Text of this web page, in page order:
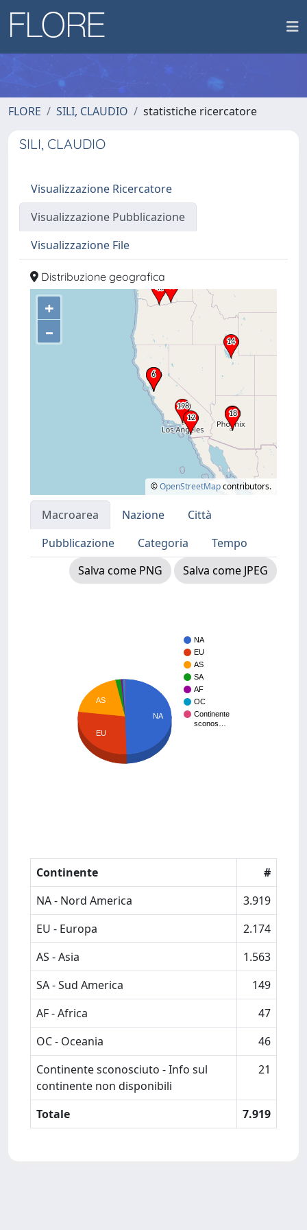
FLORE SILI, CLAUDIO statistiche ricercatore
SILI, CLAUDIO
Visualizzazione Ricercatore
Visualizzazione Pubblicazione
Visualizzazione File
Distribuzione geografica
+
–
©OpenStreetMapcontributors.
Macroarea Nazione
Città
Pubblicazione
Categoria
Tempo
Salva come PNG
Salva come JPEG
NA
EU
AS
SA
AF
OC
Continente
sconos…
NA
AS
EU
Continente
#
NA - Nord America
3.919
EU - Europa
2.174
AS - Asia
1.563
SA - Sud America
149
AF - Africa
47
OC - Oceania
46
Continente sconosciuto - Info sul
continente non disponibili
21
Totale 7.919